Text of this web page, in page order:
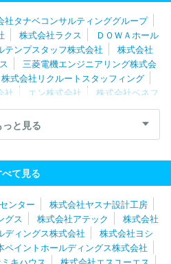
社タナベコンサルティンググループ
株式会社ラクス
ＤＯＷＡホール
テンプスタッフ株式会社
株式会社
三菱電機エンジニアリング株式会
株式会社リクルートスタッフィング
社
エン株式会社
株式会社ベネフ
ーズ・コンサルティング
株式会社
株式会社構造計画研究所
三菱ケミ
ゲートウェイ株式会社
グリーホー
社ネオキャリア
式会社 株式会社ベルパーク
っと見る
て見る
ンター
株式会社ヤスナ設計工房
グス
株式会社アテック
株式会社
ディングス株式会社
株式会社ヨシ
ペイントホールディングス株式会社